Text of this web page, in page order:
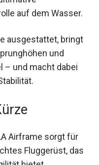
Kontrolle auf
ausgestattet,
Sprunghöhen
– und macht
Stabilität.
Airframe sorgt für
Fluggerüst,